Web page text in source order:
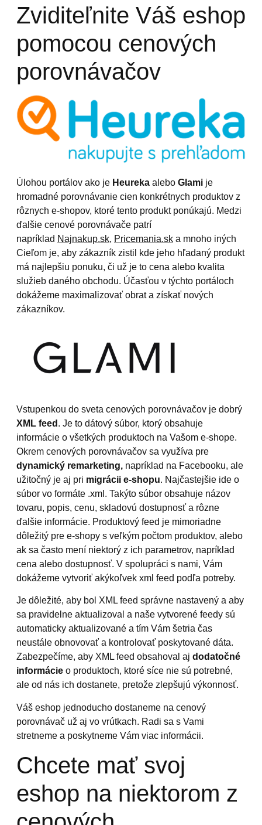
Zviditeľnite Váš eshop
pomocou cenových
porovnávačov
Úlohou portálov ako je Heureka alebo Glami je
hromadné porovnávanie cien konkrétnych produktov z
rôznych e-shopov, ktoré tento produkt ponúkajú. Medzi
ďalšie cenové porovnávače patrí
napríklad Najnakup.sk, Pricemania.sk a mnoho iných
Cieľom je, aby zákazník zistil kde jeho hľadaný produkt
má najlepšiu ponuku, či už je to cena alebo kvalita
služieb daného obchodu. Účasťou v týchto portáloch
dokážeme maximalizovať obrat a získať nových
zákazníkov.
Vstupenkou do sveta cenových porovnávačov je dobrý
XML feed . Je to dátový súbor, ktorý obsahuje
informácie o všetkých produktoch na Vašom e-shope.
Okrem cenových porovnávačov sa využíva pre
dynamický remarketing, napríklad na Facebooku, ale
užitočný je aj pri migrácii e-shopu. Najčastejšie ide o
súbor vo formáte .xml. Takýto súbor obsahuje názov
tovaru, popis, cenu, skladovú dostupnosť a rôzne
ďalšie informácie. Produktový feed je mimoriadne
dôležitý pre e-shopy s veľkým počtom produktov, alebo
ak sa často mení niektorý z ich parametrov, napríklad
cena alebo dostupnosť. V spolupráci s nami, Vám
dokážeme vytvoriť akýkoľvek xml feed podľa potreby.
Je dôležité, aby bol XML feed správne nastavený a aby
sa pravidelne aktualizoval a naše vytvorené feedy sú
automaticky aktualizované a tím Vám šetria čas
neustále obnovovať a kontrolovať poskytované dáta.
Zabezpečíme, aby XML feed obsahoval aj dodatočné
informácie o produktoch, ktoré síce nie sú potrebné,
ale od nás ich dostanete, pretože zlepšujú výkonnosť.
Váš eshop jednoducho dostaneme na cenový
porovnávač už aj vo vrútkach. Radi sa s Vami
stretneme a poskytneme Vám viac informácii.
Chcete mať svoj
eshop na niektorom z